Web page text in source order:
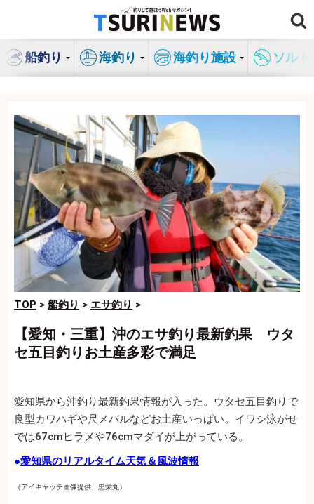
ン
船釣り 海釣り 海釣り施設 ソル
TOP > 船釣り > エサ釣り >
【愛知・三重】沖のエサ釣り最新釣果 ウタ
セ五目釣りお土産多彩で満足
愛知県から沖釣り最新釣果情報が入った。ウタセ五目釣りで
良型カワハギや尺メバルなどお土産いっぱい。イワシ泳がせ
では67cmヒラメや76cmマダイが上がっている。
●愛知県のリアルタイム天気＆風波情報
（アイキャッチ画像提供：忠栄丸）